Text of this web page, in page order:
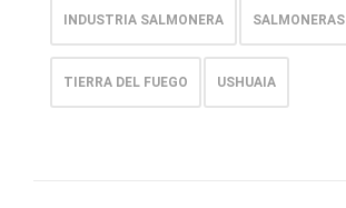
INDUSTRIA SALMONERA SALMONERAS
TIERRA DEL FUEGO USHUAIA